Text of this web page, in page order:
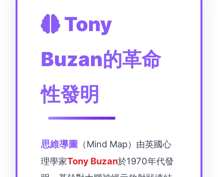
Tony
Buzan的革命
性發明
思維導圖 （Mind Map）由英國心
理學家Tony Buzan於1970年代發